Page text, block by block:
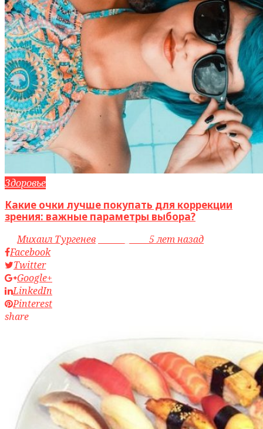
Здоровье
Какие очки лучше покупать для коррекции
зрения: важные параметры выбора?
byМихаил Тургенев
5 лет назад
Facebook
Twitter
Google+
LinkedIn
Pinterest
share